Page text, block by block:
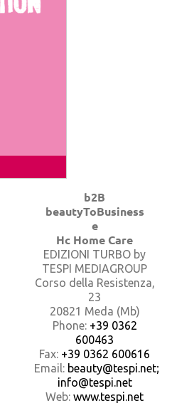
b2B
beautyToBusiness
e
Hc Home Care
EDIZIONI TURBO by
TESPI MEDIAGROUP
Corso della Resistenza,
23
20821 Meda (Mb)
Phone: +39 0362
600463
Fax: +39 0362 600616
Email: beauty@tespi.net;
info@tespi.net
Web: www.tespi.net